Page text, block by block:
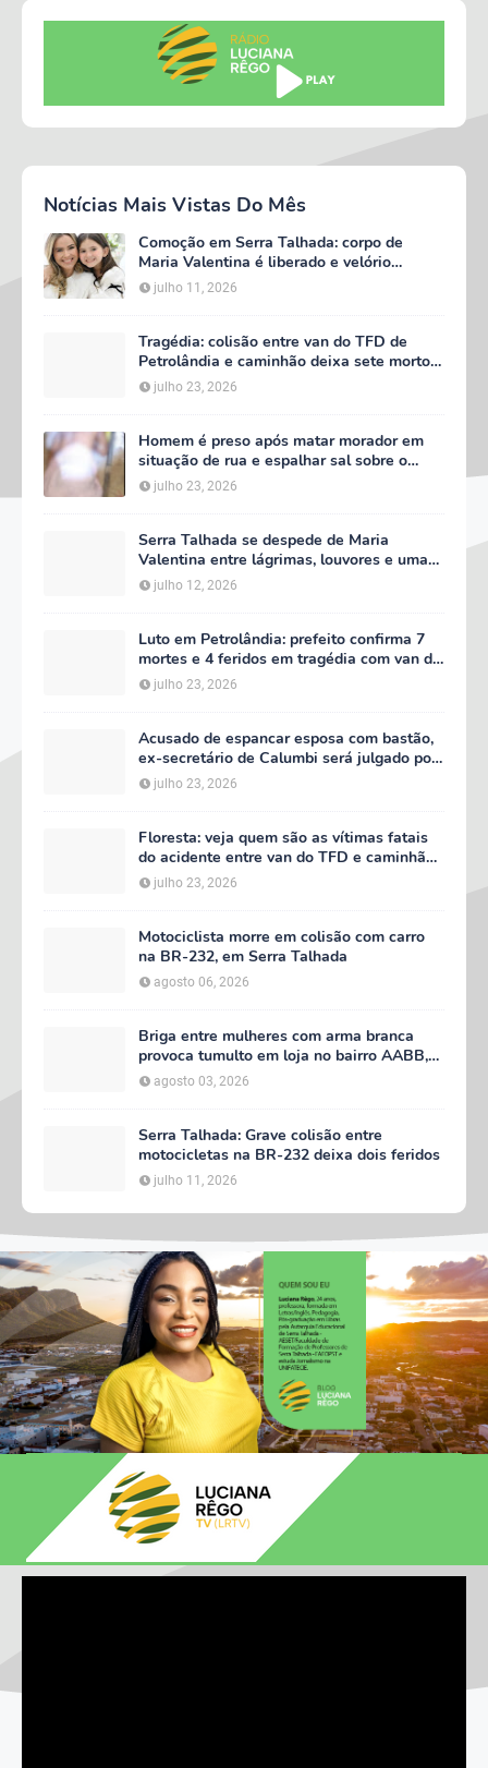
Notícias Mais Vistas Do Mês
Comoção em Serra Talhada: corpo de
Maria Valentina é liberado e velório
começa às 5h deste domingo
julho 11, 2026
Tragédia: colisão entre van do TFD de
Petrolândia e caminhão deixa sete mortos
em Floresta
julho 23, 2026
Homem é preso após matar morador em
situação de rua e espalhar sal sobre o
corpo em Serra Talhada
julho 23, 2026
Serra Talhada se despede de Maria
Valentina entre lágrimas, louvores e uma
multidão que caminhou ao lado da família
julho 12, 2026
Luto em Petrolândia: prefeito confirma 7
mortes e 4 feridos em tragédia com van do
TFD e decreta três dias de luto oficial
julho 23, 2026
Acusado de espancar esposa com bastão,
ex-secretário de Calumbi será julgado por
tentativa de feminicídio
julho 23, 2026
Floresta: veja quem são as vítimas fatais
do acidente entre van do TFD e caminhão
na PE-360
julho 23, 2026
Motociclista morre em colisão com carro
na BR-232, em Serra Talhada
agosto 06, 2026
Briga entre mulheres com arma branca
provoca tumulto em loja no bairro AABB,
em Serra Talhada
agosto 03, 2026
Serra Talhada: Grave colisão entre
motocicletas na BR-232 deixa dois feridos
julho 11, 2026